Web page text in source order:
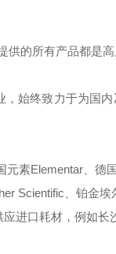
的所有产品都是高
始终致力于为国
素Elementar、德
Scientific、铂金
进口耗材，例如长